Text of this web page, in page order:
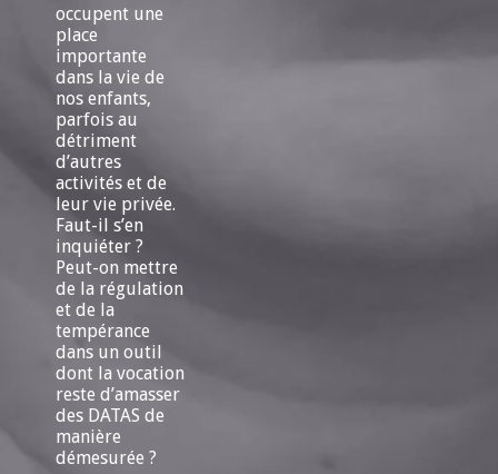
occupent une
place
importante
dans la vie de
nos enfants,
parfois au
détriment
d’autres
activités et de
leur vie privée.
Faut-il s’en
inquiéter ?
Peut-on mettre
de la régulation
et de la
tempérance
dans un outil
dont la vocation
reste d’amasser
des DATAS de
manière
démesurée ?